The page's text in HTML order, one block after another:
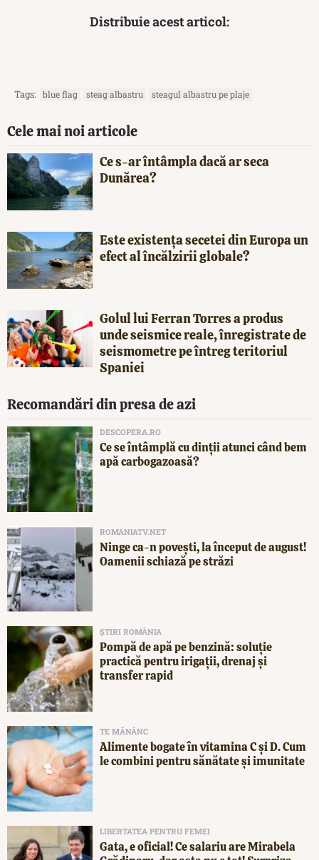
Distribuie acest articol:
Tags: blue flag steag albastru steagul albastru pe plaje
Cele mai noi articole
Ce s-ar întâmpla dacă ar seca
Dunărea?
Este existența secetei din Europa un
efect al încălzirii globale?
Golul lui Ferran Torres a produs
unde seismice reale, înregistrate de
seismometre pe întreg teritoriul
Spaniei
Recomandări din presa de azi
DESCOPERA.RO
Ce se întâmplă cu dinții atunci când bem
apă carbogazoasă?
ROMANIATV.NET
Ninge ca-n povești, la început de august!
Oamenii schiază pe străzi
ȘTIRI ROMÂNIA
Pompă de apă pe benzină: soluție
practică pentru irigații, drenaj și
transfer rapid
TE MĂNÂNC
Alimente bogate în vitamina C și D. Cum
le combini pentru sănătate și imunitate
LIBERTATEA PENTRU FEMEI
Gata, e oficial! Ce salariu are Mirabela